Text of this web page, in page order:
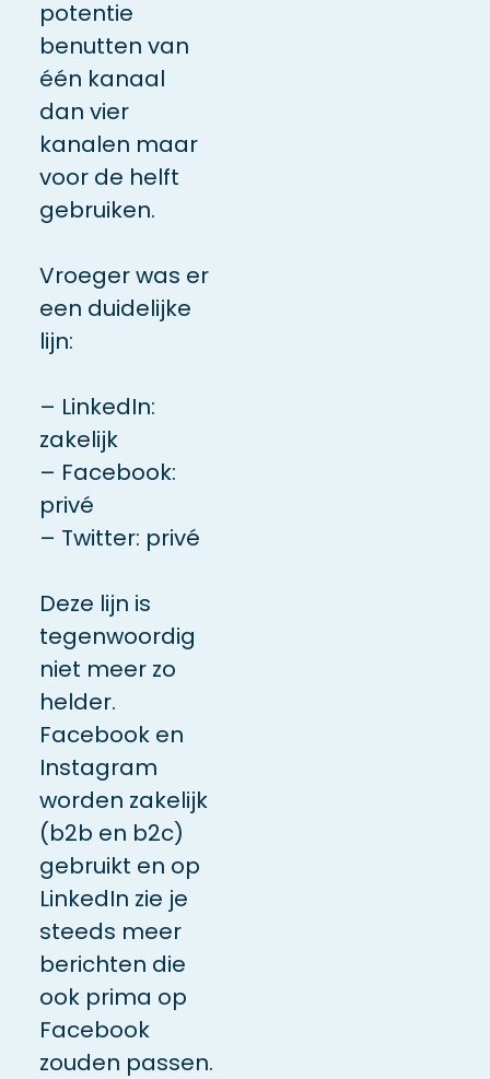
potentie
benutten van
één kanaal
dan vier
kanalen maar
voor de helft
gebruiken.
Vroeger was er
een duidelijke
lijn:
– LinkedIn:
zakelijk
– Facebook:
privé
– Twitter: privé
Deze lijn is
tegenwoordig
niet meer zo
helder.
Facebook en
Instagram
worden zakelijk
(b2b en b2c)
gebruikt en op
LinkedIn zie je
steeds meer
berichten die
ook prima op
Facebook
zouden passen.